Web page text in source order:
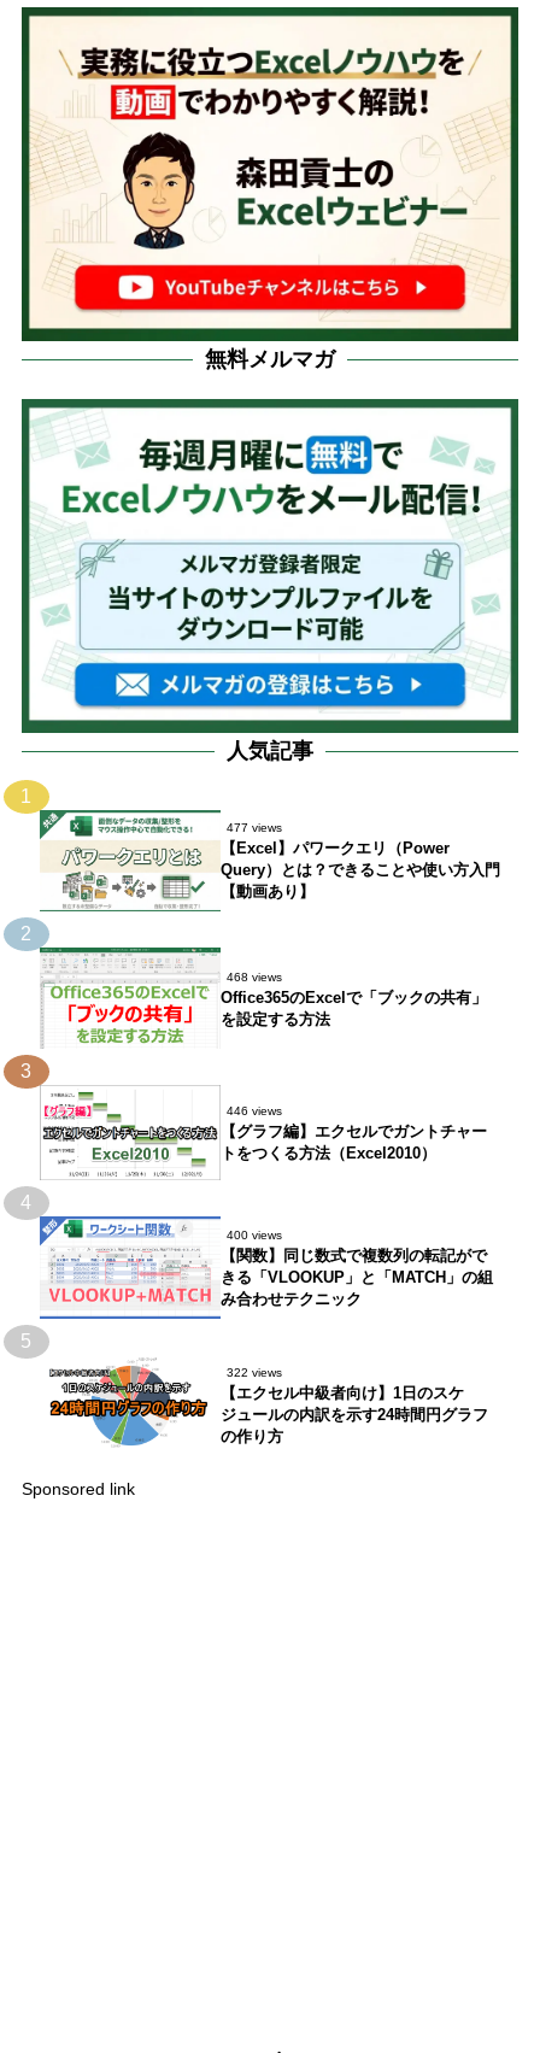
無料メルマガ
人気記事
1
477 views
【Excel】パワークエリ（Power
Query）とは？できることや使い方入門
【動画あり】
2
468 views
Office365のExcelで「ブックの共有」
を設定する方法
3
446 views
【グラフ編】エクセルでガントチャー
トをつくる方法（Excel2010）
4
400 views
【関数】同じ数式で複数列の転記がで
きる「VLOOKUP」と「MATCH」の組
み合わせテクニック
5
322 views
【エクセル中級者向け】1日のスケ
ジュールの内訳を示す24時間円グラフ
の作り方
Sponsored link